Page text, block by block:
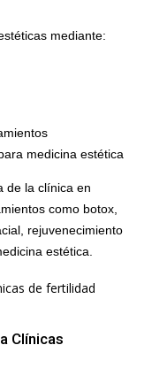
mediante:
medicina estética
de la clínica en
como botox,
rejuvenecimiento
estética.
Clínicas